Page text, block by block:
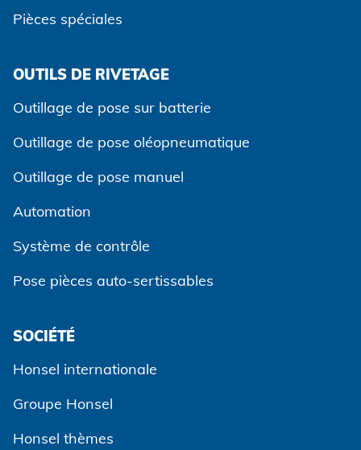
Pièces spéciales
OUTILS DE RIVETAGE
Outillage de pose sur batterie
Outillage de pose oléopneumatique
Outillage de pose manuel
Automation
Système de contrôle
Pose pièces auto-sertissables
SOCIÉTÉ
Honsel internationale
Groupe Honsel
Honsel thèmes